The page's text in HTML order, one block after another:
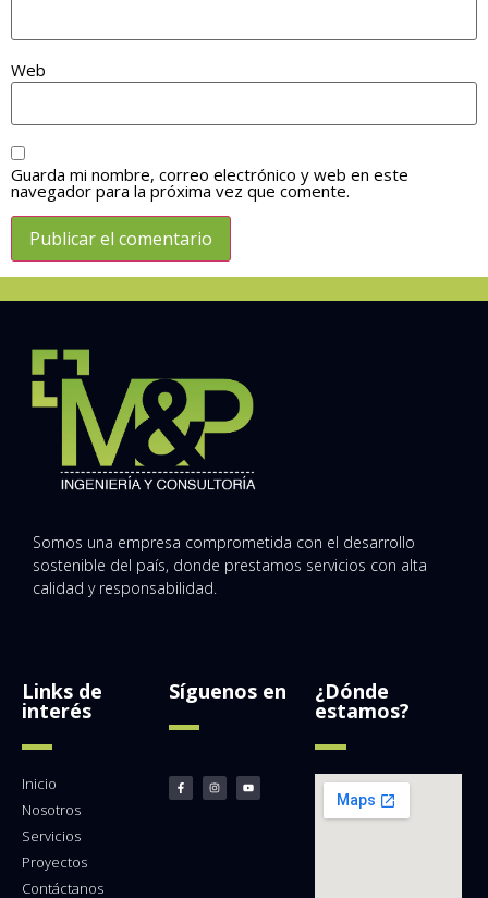
Web
Guarda mi nombre, correo electrónico y web en este
navegador para la próxima vez que comente.
Somos una empresa comprometida con el desarrollo
sostenible del país, donde prestamos servicios con alta
calidad y responsabilidad.
Links de
interés
Inicio
Nosotros
Servicios
Proyectos
Contáctanos
Síguenos en ¿Dónde
estamos?